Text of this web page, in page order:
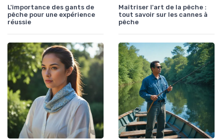
L'importance des gants de
pêche pour une expérience
réussie
Maîtriser l'art de la pêche :
tout savoir sur les cannes à
pêche